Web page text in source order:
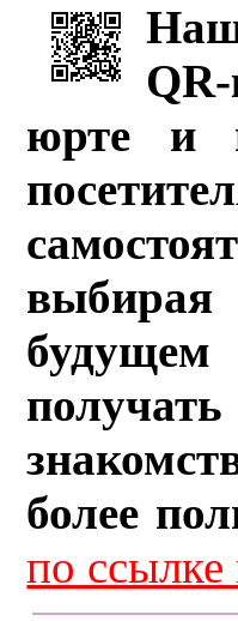
Наш
юрте и
более
по